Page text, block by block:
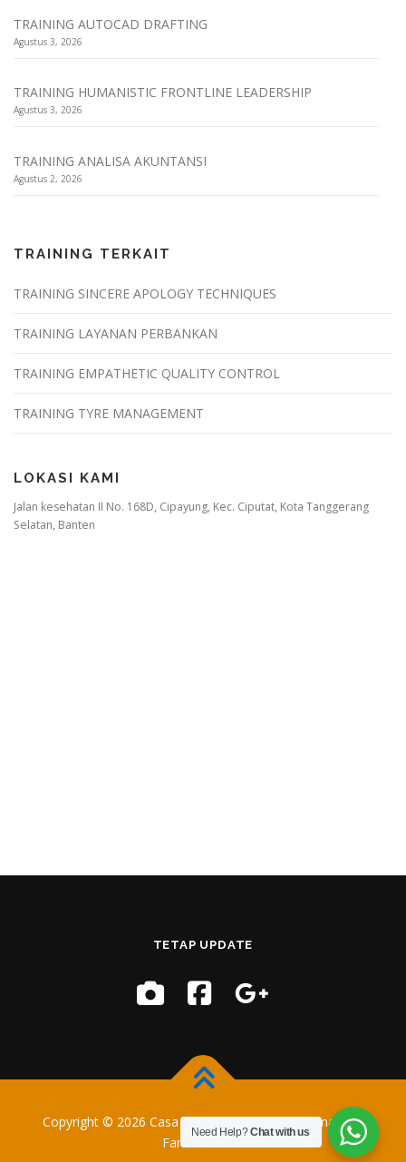
TRAINING AUTOCAD DRAFTING
Agustus 3, 2026
TRAINING HUMANISTIC FRONTLINE LEADERSHIP
Agustus 3, 2026
TRAINING ANALISA AKUNTANSI
Agustus 2, 2026
TRAINING TERKAIT
TRAINING SINCERE APOLOGY TECHNIQUES
TRAINING LAYANAN PERBANKAN
TRAINING EMPATHETIC QUALITY CONTROL
TRAINING TYRE MANAGEMENT
LOKASI KAMI
Jalan kesehatan II No. 168D, Cipayung, Kec. Ciputat, Kota Tanggerang
Selatan, Banten
TETAP UPDATE
Copyright © 2026 Casa Training–OnePresstema oleh
FameThemes
Need Help?Chat with us